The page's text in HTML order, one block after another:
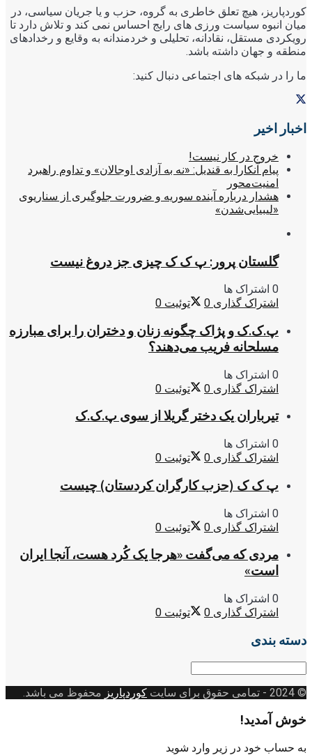
کوردپاریز، هیچ تعلق خاطری به گروه، حزب و یا جریان سیاسی، در
میان انبوه سیاست ورزی های رایج احساس نمی کند و تلاش دارد تا
رویکردی مستقل، نقادانه، تحلیلی و خردمندانه به وقایع و رخدادهای
منطقه و جهان داشته باشد.
ما را در شبکه های اجتماعی دنبال کنید:
اخبار اخیر
خروج در کار نیست!
پیام آنکارا به قندیل: «نه به آزادی اوجالان» و تداوم راهبرد
امنیت‌محور
هشدار درباره آینده سوریه و ضرورت جلوگیری از سناریوی
«لیبیایی‌شدن»
گلستان پرور: پ ک ک چیزی جز دروغ نیست
0 اشتراک ها
اشتراک گذاری 0 توئیت 0
پ.ک.ک و پژاک چگونه زنان و دختران را برای مبارزه
مسلحانه فریب می‌دهند؟
0 اشتراک ها
اشتراک گذاری 0 توئیت 0
تیرباران یک دختر گریلا از سوی پ.ک.ک
0 اشتراک ها
اشتراک گذاری 0 توئیت 0
پ ک ک (حزب کارگران کردستان) چیست
0 اشتراک ها
اشتراک گذاری 0 توئیت 0
مردی که می‌گفت «هرجا یک کُرد هست، آنجا ایران
است»
0 اشتراک ها
اشتراک گذاری 0 توئیت 0
دسته بندی
© 2024
- تمامی حقوق برای سایت کوردپاریز محفوظ می باشد.
خوش آمدید!
به حساب خود در زیر وارد شوید